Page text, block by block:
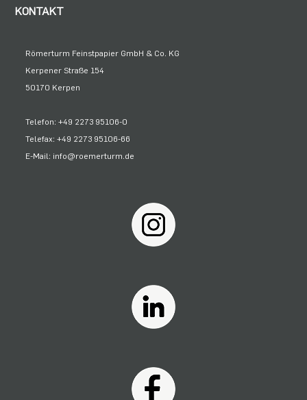
KONTAKT
Römerturm Feinstpapier GmbH & Co. KG
Kerpener Straße 154
50170 Kerpen
Telefon: +49 2273 95106-0
Telefax: +49 2273 95106-66
E-Mail: info@roemerturm.de